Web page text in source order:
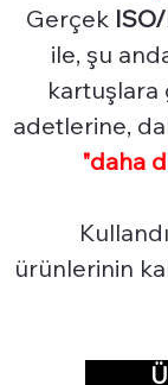
Gerçek
ile, şu
kartuşlara
adetlerine,
"daha
ürünlerinin